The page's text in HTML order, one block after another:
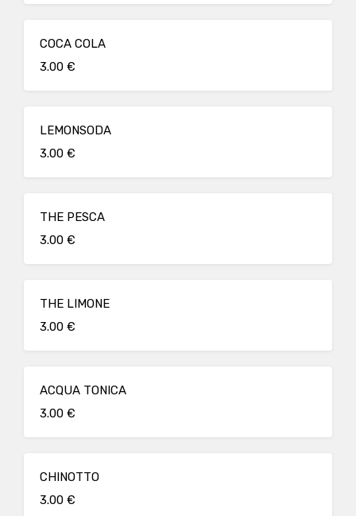
COCA COLA
3.00 €
LEMONSODA
3.00 €
THE PESCA
3.00 €
THE LIMONE
3.00 €
ACQUA TONICA
3.00 €
CHINOTTO
3.00 €